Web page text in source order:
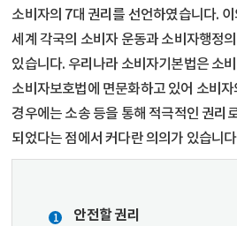
소비자의 7대 권리를 선언하였습니다.
세계 각국의 소비자 운동과 소비자행정
있습니다. 우리나라 소비자기본법은 소
소비자보호법에 면문화하고 있어 소비
경우에는 소송 등을 통해 적극적인 권리
되었다는 점에서 커다란 의의가 있습니
안전할 권리